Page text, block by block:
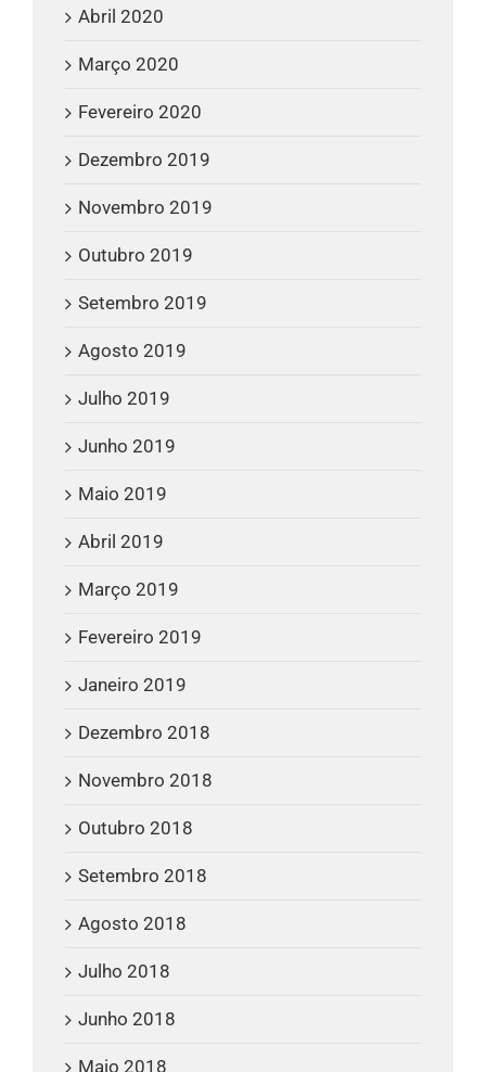
Abril 2020
Março 2020
Fevereiro 2020
Dezembro 2019
Novembro 2019
Outubro 2019
Setembro 2019
Agosto 2019
Julho 2019
Junho 2019
Maio 2019
Abril 2019
Março 2019
Fevereiro 2019
Janeiro 2019
Dezembro 2018
Novembro 2018
Outubro 2018
Setembro 2018
Agosto 2018
Julho 2018
Junho 2018
Maio 2018